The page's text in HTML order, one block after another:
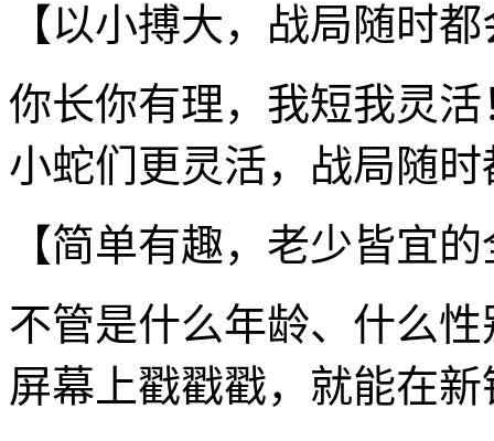
【以小搏大，战局随时
你长你有理，我短我灵
小蛇们更灵活，战局随
【简单有趣，老少皆宜
不管是什么年龄、什么
屏幕上戳戳戳，就能在